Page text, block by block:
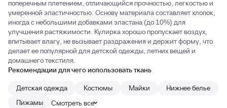
поперечным плетением, отличающийся прочностью, легкостью и
умеренной эластичностью. Основу материала составляет хлопок,
иногда с небольшими добавками эластана (до 10%) для
улучшения растяжимости. Кулирка хорошо пропускает воздух,
впитывает влагу, не вызывает раздражения и держит форму, что
делает ее популярной для детской одежды, летних вещей и
домашнего текстиля.
Рекомендации для чего использовать ткань
Детская одежда
Костюмы Майки
Нижнее белье
Пижамы
Смотреть все